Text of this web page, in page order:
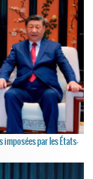
imposées par les États-